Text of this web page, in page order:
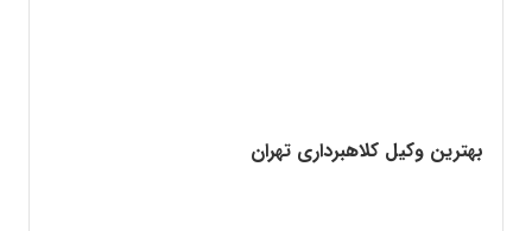
بهترین وکیل کلاهبرداری تهران